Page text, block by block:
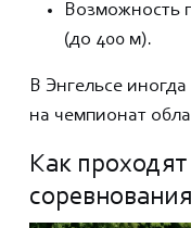
Возможность
(до 400 м).
В Энгельсе
на чемпионат
Как
соревнования